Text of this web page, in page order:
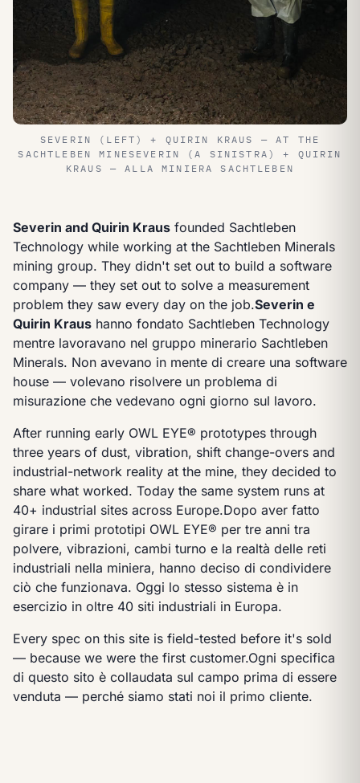
SEVERIN (LEFT) + QUIRIN KRAUS — AT THE
SACHTLEBEN MINESEVERIN (A SINISTRA) + QUIRIN
KRAUS — ALLA MINIERA SACHTLEBEN
Severin and Quirin Kraus founded Sachtleben
Technology while working at the Sachtleben Minerals
mining group. They didn't set out to build a software
company — they set out to solve a measurement
problem they saw every day on the job.Severin e
Quirin Kraus hanno fondato Sachtleben Technology
mentre lavoravano nel gruppo minerario Sachtleben
Minerals. Non avevano in mente di creare una software
house — volevano risolvere un problema di
misurazione che vedevano ogni giorno sul lavoro.
After running early OWL EYE® prototypes through
three years of dust, vibration, shift change-overs and
industrial-network reality at the mine, they decided to
share what worked. Today the same system runs at
40+ industrial sites across Europe.Dopo aver fatto
girare i primi prototipi OWL EYE® per tre anni tra
polvere, vibrazioni, cambi turno e la realtà delle reti
industriali nella miniera, hanno deciso di condividere
ciò che funzionava. Oggi lo stesso sistema è in
esercizio in oltre 40 siti industriali in Europa.
Every spec on this site is field-tested before it's sold
— because we were the first customer.Ogni specifica
di questo sito è collaudata sul campo prima di essere
venduta — perché siamo stati noi il primo cliente.